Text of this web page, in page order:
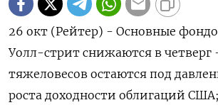
26 окт (Рейтер) - Основные
Уолл-стрит снижаются в четверг
тяжеловесов остаются под
роста доходности облигаций